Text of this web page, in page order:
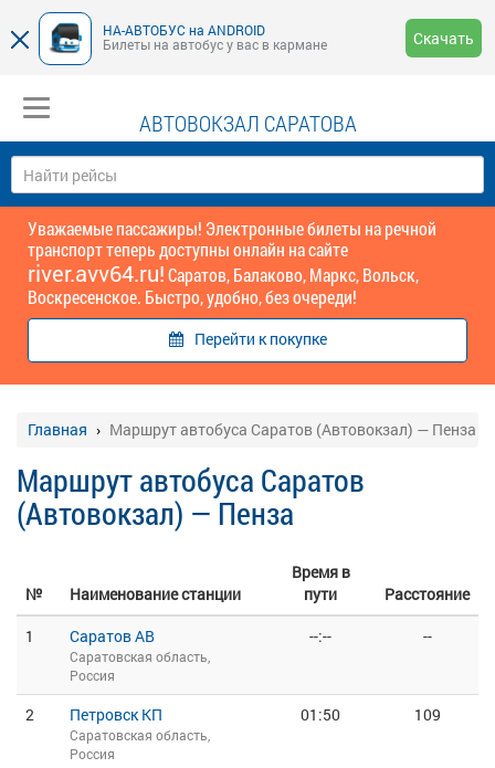
НА-АВТОБУС на ANDROID
Билеты на автобус у вас в кармане
Скачать
АВТОВОКЗАЛ САРАТОВА
Уважаемые пассажиры! Электронные билеты на речной
транспорт теперь доступны онлайн на сайте
river.avv64.ru!Саратов, Балаково, Маркс, Вольск,
Воскресенское. Быстро, удобно, без очереди!
Перейти к покупке
Главная Маршрут автобуса Саратов (Автовокзал) — Пенза
Маршрут автобуса Саратов
(Автовокзал) — Пенза
№ Наименование станции
Время в
пути
Расстояние
1
Саратов АВ
Саратовская область,
Россия
--:-- --
2 Петровск КП
Саратовская область,
Россия
01:50 109